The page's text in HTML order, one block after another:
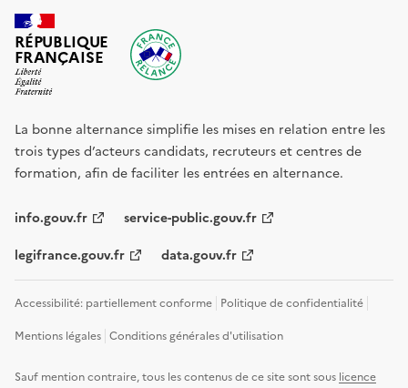
RÉPUBLIQUE
FRANÇAISE
La bonne alternance simplifie les mises en relation entre les
trois types d’acteurs candidats, recruteurs et centres de
formation, afin de faciliter les entrées en alternance.
info.gouv.fr service-public.gouv.fr
legifrance.gouv.fr data.gouv.fr
Accessibilité: partiellement conforme Politique de confidentialité
Mentions légales Conditions générales d'utilisation
Sauf mention contraire, tous les contenus de ce site sont sous licence